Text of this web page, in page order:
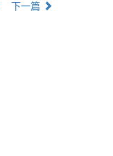
下一篇